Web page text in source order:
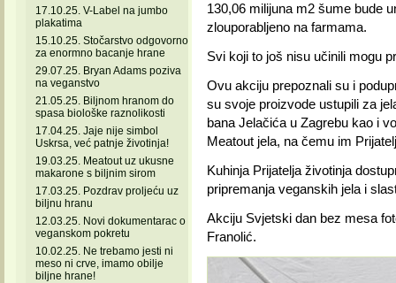
17.10.25. V-Label na jumbo
plakatima
15.10.25. Stočarstvo odgovorno
za enormno bacanje hrane
29.07.25. Bryan Adams poziva
na veganstvo
21.05.25. Biljnom hranom do
spasa biološke raznolikosti
17.04.25. Jaje nije simbol
Uskrsa, već patnje životinja!
19.03.25. Meatout uz ukusne
makarone s biljnim sirom
17.03.25. Pozdrav proljeću uz
biljnu hranu
12.03.25. Novi dokumentarac o
veganskom pokretu
10.02.25. Ne trebamo jesti ni
meso ni crve, imamo obilje
biljne hrane!
130,06 milijuna m2 šume bude
zlouporabljeno na farmama.
Svi koji to još nisu učinili mogu
Ovu akciju prepoznali su i
su svoje proizvode ustupili za
bana Jelačića u Zagrebu kao i
Meatout jela, na čemu im
Kuhinja Prijatelja životinja
pripremanja veganskih jela i
Akciju Svjetski dan bez mesa
Franolić.